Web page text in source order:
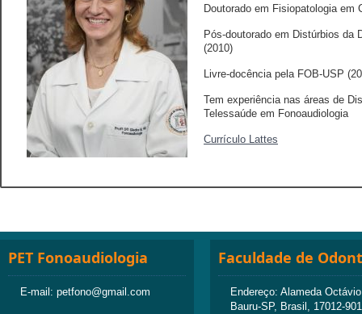
Doutorado em Fisiopatologia em
Pós-doutorado em Distúrbios da
(2010)
Livre-docência pela FOB-USP
Tem experiência nas áreas de
Telessaúde em Fonoaudiologia
Currículo Lattes
PET Fonoaudiologia
E-mail: petfono@gmail.com
Faculdade de
Endereço: Alameda
Bauru-SP, Brasil, 17012-901